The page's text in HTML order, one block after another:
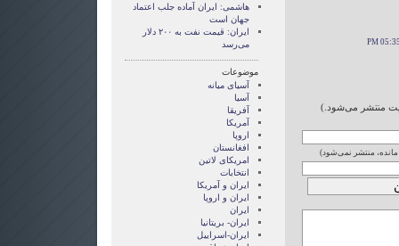
منتشر می‌شود.)
مانده، منتشر نمی‌شود)
هاشمی: ایران آماده جلب اعتماد
جهان است
ایران: قیمت نفت به ۲۰۰ دلار
می‌رسد
موضوعات
آسيای ميانه
آسیا
آفریقا
آمریکا
اروپا
افغانستان
امریکای لاتین
انتخابات
ايران و آمريکا
ايران و اروپا
ایران
ایران- بریتانیا
ایران-اسراییل